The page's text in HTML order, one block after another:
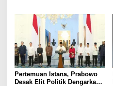
Pertemuan Istana, Prabowo
Desak Elit Politik Dengarkan